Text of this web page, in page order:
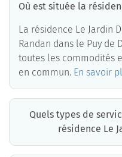
Où est située la
La résidence Le Jardin
Randan dans le Puy de
toutes les commodités
en commun. En savoir
Quels types de
résidence Le